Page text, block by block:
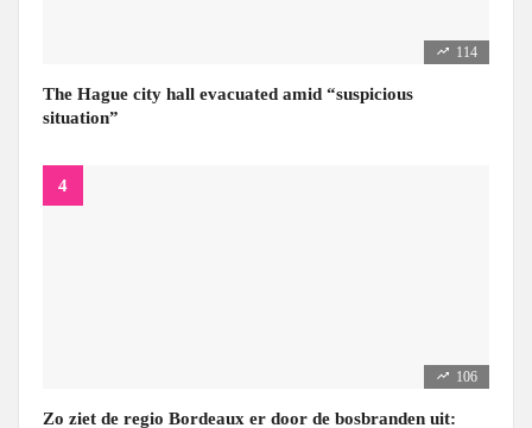
114
The Hague city hall evacuated amid “suspicious
situation”
106
Zo ziet de regio Bordeaux er door de bosbranden uit: